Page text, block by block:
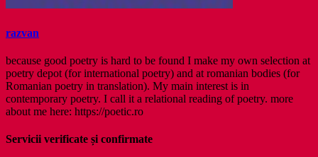
razvan
because good poetry is hard to be found I make my own selection at
poetry depot (for international poetry) and at romanian bodies (for
Romanian poetry in translation). My main interest is in
contemporary poetry. I call it a relational reading of poetry. more
about me here: https://poetic.ro
Servicii verificate și confirmate